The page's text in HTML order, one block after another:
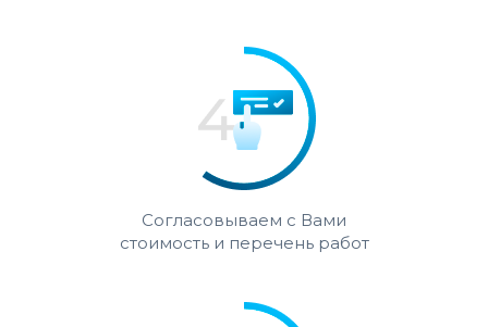
Согласовываем с Вами
стоимость и перечень работ